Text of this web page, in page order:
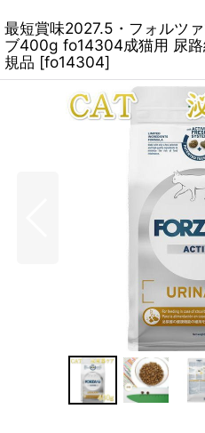
最短賞味2027.5・フォルツ
ブ400g fo14304成猫用 尿
規品 [fo14304]